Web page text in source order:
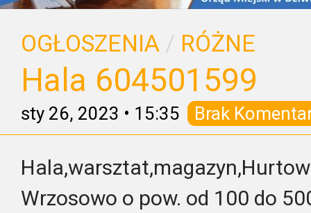
OGŁOSZENIA / RÓŻNE
Hala 604501599
sty 26, 2023 • 15:35 Brak
Hala,warsztat,magazyn,
Wrzosowo o pow. od 100 do